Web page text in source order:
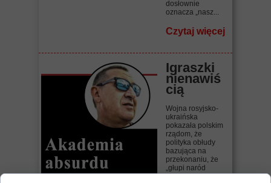
dosłownie
oznacza „nasz...
Czytaj więcej
Igraszki
nienawiś
cią
Wojna rosyjsko-
ukraińska
pokazała polskim
rządom, że
polityka obłudy
bazująca na
przekonaniu, że
„głupi naród
wszystko...